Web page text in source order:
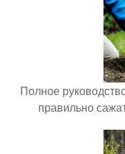
Полное
правильно